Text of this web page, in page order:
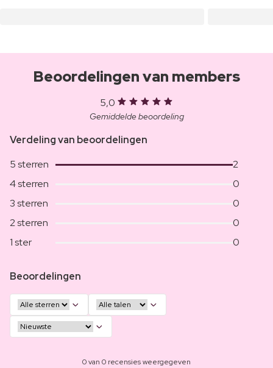
Beoordelingen van members
5,0
Gemiddelde beoordeling
Verdeling van beoordelingen
5 sterren
2
4 sterren
0
3 sterren
0
2 sterren
0
1 ster
0
Beoordelingen
0 van 0 recensies weergegeven